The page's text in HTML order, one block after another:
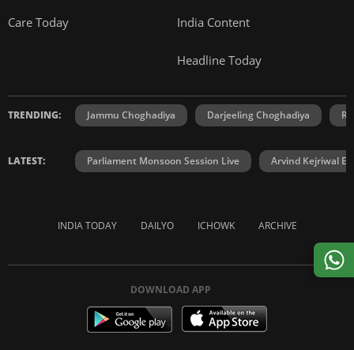
Care Today India Content
Headline Today
TRENDING: Jammu Choghadiya Darjeeling Choghadiya
LATEST: Parliament Monsoon Session Live Arvind Kejriwal
INDIA TODAY DAILYO ICHOWK ARCHIVE
DOWNLOAD APP